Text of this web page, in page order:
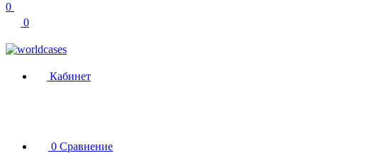
0
0
Кабинет
0 Сравнение